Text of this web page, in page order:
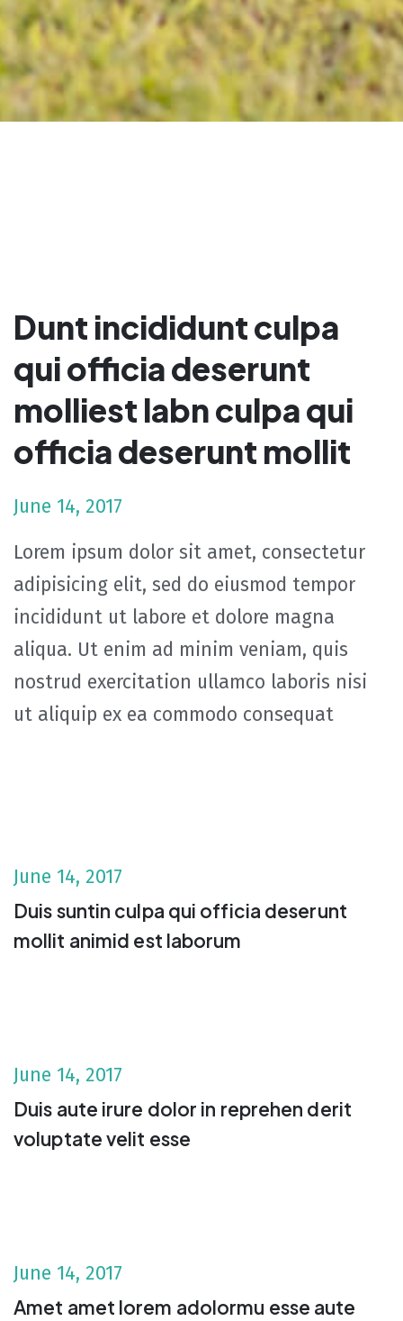
Dunt incididunt culpa
qui officia deserunt
molliest labn culpa qui
officia deserunt mollit
June 14, 2017
Lorem ipsum dolor sit amet, consectetur
adipisicing elit, sed do eiusmod tempor
incididunt ut labore et dolore magna
aliqua. Ut enim ad minim veniam, quis
nostrud exercitation ullamco laboris nisi
ut aliquip ex ea commodo consequat
June 14, 2017
Duis suntin culpa qui officia deserunt
mollit animid est laborum
June 14, 2017
Duis aute irure dolor in reprehen derit
voluptate velit esse
June 14, 2017
Amet amet lorem adolormu esse aute